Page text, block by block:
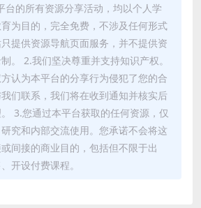
台的所有资源分享活动，均以个人学
为目的，完全免费，不涉及任何形式
提供资源导航页面服务，并不提供资
。 2.我们坚决尊重并支持知识产权。
认为本平台的分享行为侵犯了您的合
们联系，我们将在收到通知并核实后
3.您通过本平台获取的任何资源，仅
究和内部交流使用。您承诺不会将这
间接的商业目的，包括但不限于出
开设付费课程。